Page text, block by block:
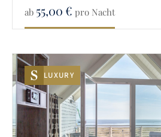
ab 55,00€ pro Nacht
LUXURY